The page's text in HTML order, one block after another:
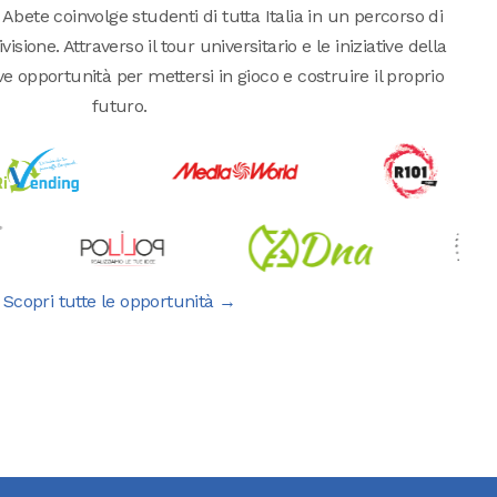
coinvolge studenti di tutta Italia in un percorso di
Attraverso il tour universitario e le iniziative della
opportunità per mettersi in gioco e costruire il proprio
futuro.
Scopri tutte le opportunità →